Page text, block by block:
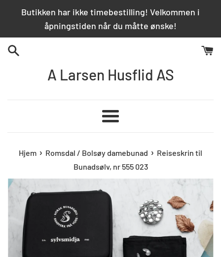
Butikken har ikke timebestilling! Velkommen i
åpningstiden når du måtte ønske!
A Larsen Husflid AS
Meny
Hjem › Romsdal / Bolsøy damebunad › Reiseskrin til
Bunadsølv, nr 555 023